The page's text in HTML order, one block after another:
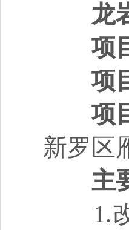
龙
项
项
项
新罗区
主
1.改